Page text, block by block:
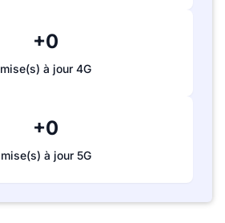
+0
mise(s) à jour 4G
+0
mise(s) à jour 5G